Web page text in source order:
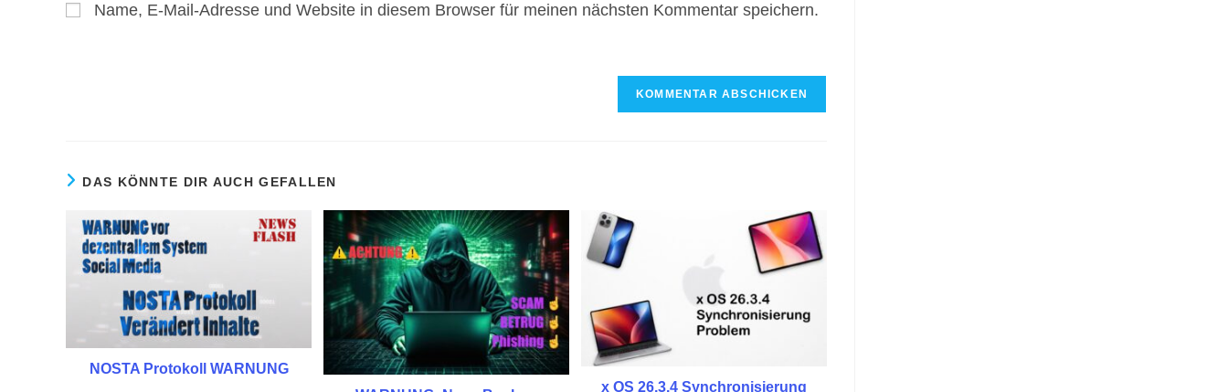
oder
Mail-
URL
Name, E-Mail-Adresse und Website in diesem Browser für meinen nächsten Kommentar speichern.
DAS KÖNNTE DIR AUCH GEFALLEN
NOSTA Protokoll WARNUNG
x OS 26.3.4 Synchronisierung